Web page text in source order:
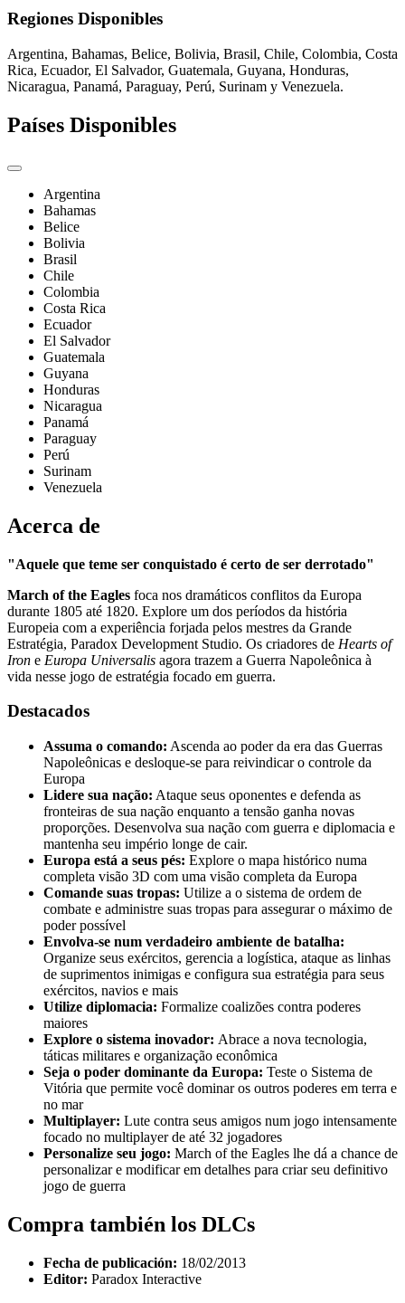
Regiones Disponibles
Argentina, Bahamas, Belice, Bolivia, Brasil, Chile, Colombia, Costa
Rica, Ecuador, El Salvador, Guatemala, Guyana, Honduras,
Nicaragua, Panamá, Paraguay, Perú, Surinam y Venezuela.
Países Disponibles
Argentina
Bahamas
Belice
Bolivia
Brasil
Chile
Colombia
Costa Rica
Ecuador
El Salvador
Guatemala
Guyana
Honduras
Nicaragua
Panamá
Paraguay
Perú
Surinam
Venezuela
Acerca de
"Aquele que teme ser conquistado é certo de ser derrotado"
March of the Eagles foca nos dramáticos conflitos da Europa
durante 1805 até 1820. Explore um dos períodos da história
Europeia com a experiência forjada pelos mestres da Grande
Estratégia, Paradox Development Studio. Os criadores de Hearts of
Iron e Europa Universalis agora trazem a Guerra Napoleônica à
vida nesse jogo de estratégia focado em guerra.
Destacados
Assuma o comando: Ascenda ao poder da era das Guerras
Napoleônicas e desloque-se para reivindicar o controle da
Europa
Lidere sua nação: Ataque seus oponentes e defenda as
fronteiras de sua nação enquanto a tensão ganha novas
proporções. Desenvolva sua nação com guerra e diplomacia e
mantenha seu império longe de cair.
Europa está a seus pés: Explore o mapa histórico numa
completa visão 3D com uma visão completa da Europa
Comande suas tropas: Utilize a o sistema de ordem de
combate e administre suas tropas para assegurar o máximo de
poder possível
Envolva-se num verdadeiro ambiente de batalha:
Organize seus exércitos, gerencia a logística, ataque as linhas
de suprimentos inimigas e configura sua estratégia para seus
exércitos, navios e mais
Utilize diplomacia: Formalize coalizões contra poderes
maiores
Explore o sistema inovador: Abrace a nova tecnologia,
táticas militares e organização econômica
Seja o poder dominante da Europa: Teste o Sistema de
Vitória que permite você dominar os outros poderes em terra e
no mar
Multiplayer: Lute contra seus amigos num jogo intensamente
focado no multiplayer de até 32 jogadores
Personalize seu jogo: March of the Eagles lhe dá a chance de
personalizar e modificar em detalhes para criar seu definitivo
jogo de guerra
Compra también los DLCs
Fecha de publicación: 18/02/2013
Editor: Paradox Interactive